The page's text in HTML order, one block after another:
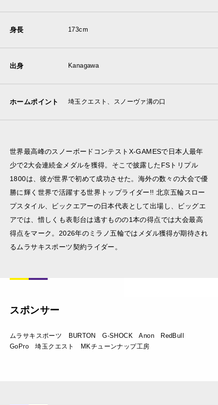
身長 173cm
出身 Kanagawa
ホームポイント 埼玉クエスト、スノーヴァ溝の口
世界最高峰のスノーボードコンテストX-GAMESで日本人最年
少で2大会連続金メダルを獲得。そこで披露したFSトリプル
1800は、彼が世界で初めて成功させた。海外の数々の大会で優
勝に輝く世界で活躍する世界トップライダー!! 北京五輪スロー
プスタイル、ビックエアーの日本代表として出場し、ビッグエ
アでは、惜しくも表彰台は逃すものの1本の得点では大会最高
得点をマーク。2026年のミラノ五輪ではメダル獲得が期待され
るムラサキスポーツ契約ライダー。
スポンサー
ムラサキスポーツ BURTON G-SHOCK Anon RedBull
GoPro 埼玉クエスト MKチューンナップ工房